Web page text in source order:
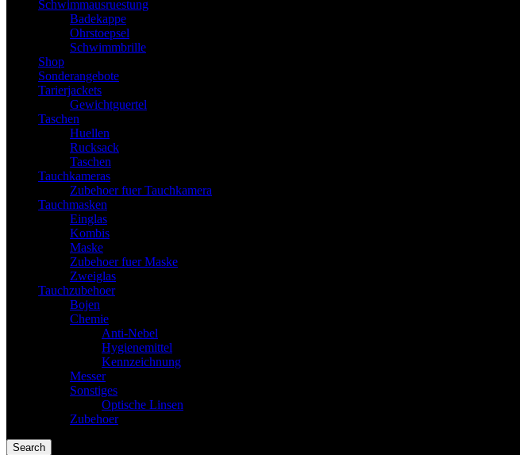
Schwimmausruestung
Badekappe
Ohrstoepsel
Schwimmbrille
Shop
Sonderangebote
Tarierjackets
Gewichtguertel
Taschen
Huellen
Rucksack
Taschen
Tauchkameras
Zubehoer fuer Tauchkamera
Tauchmasken
Einglas
Kombis
Maske
Zubehoer fuer Maske
Zweiglas
Tauchzubehoer
Bojen
Chemie
Anti-Nebel
Hygienemittel
Kennzeichnung
Messer
Sonstiges
Optische Linsen
Zubehoer
Search